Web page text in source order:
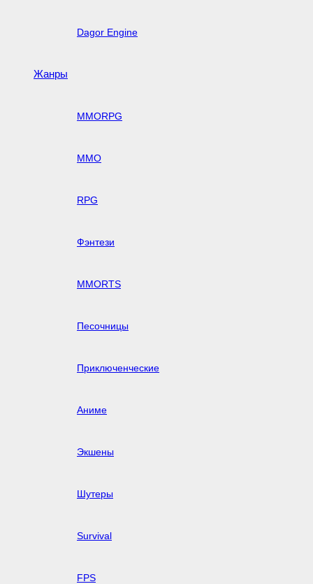
Dagor Engine
Жанры
MMORPG
MMO
RPG
Фэнтези
MMORTS
Песочницы
Приключенческие
Аниме
Экшены
Шутеры
Survival
FPS